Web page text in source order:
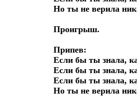
Но ты не верила
Проигрыш.
Припев:
Если бы ты знала,
Если бы ты знала,
Если бы ты знала,
Но ты не верила